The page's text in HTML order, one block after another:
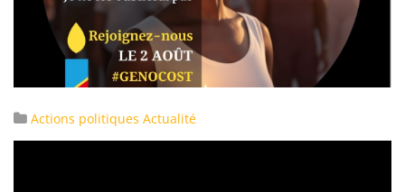
Actions politiques Actualité